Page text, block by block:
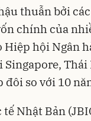
thuẫn bởi
chính của
Hiệp hội Ngân
đôi so với 10
tế Nhật Bản